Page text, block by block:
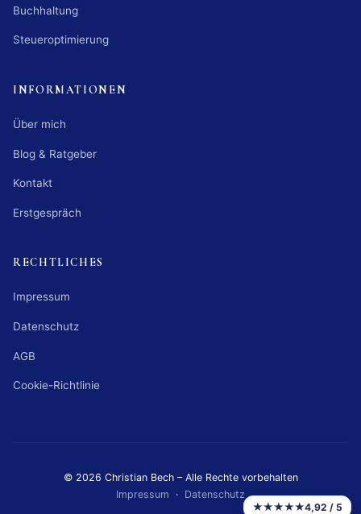
Buchhaltung
Steueroptimierung
INFORMATIONEN
Über mich
Blog & Ratgeber
Kontakt
Erstgespräch
RECHTLICHES
Impressum
Datenschutz
AGB
Cookie-Richtlinie
© 2026 Christian Bech – Alle Rechte vorbehalten
Impressum · Datenschutz
★★★★★4,92 / 5